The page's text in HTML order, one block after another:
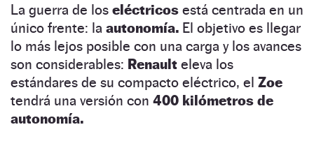
La guerra de los eléctricos está centrada en un
único frente: la autonomía. El objetivo es llegar
lo más lejos posible con una carga y los avances
son considerables: Renault eleva los
estándares de su compacto eléctrico, el Zoe
tendrá una versión con 400 kilómetros de
autonomía.